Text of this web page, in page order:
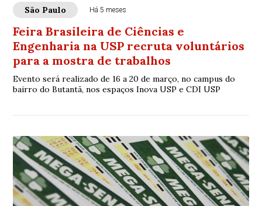
São Paulo Há 5 meses
Feira Brasileira de Ciências e
Engenharia na USP recruta voluntários
para a mostra de trabalhos
Evento será realizado de 16 a 20 de março, no campus do
bairro do Butantã, nos espaços Inova USP e CDI USP